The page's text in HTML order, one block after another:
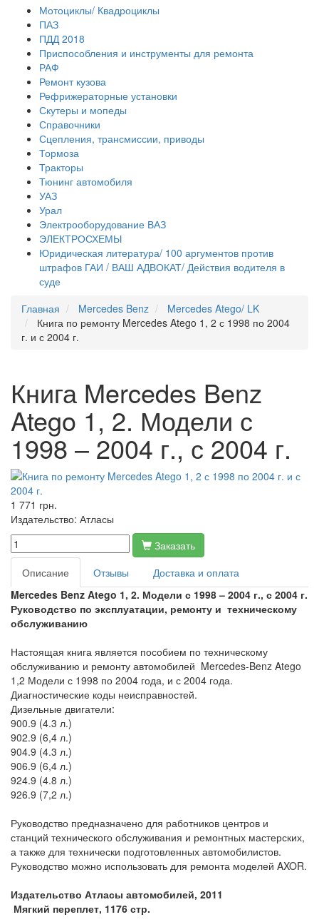
Мотоциклы/ Квадроциклы
ПАЗ
ПДД 2018
Приспособления и инструменты для ремонта
РАФ
Ремонт кузова
Рефрижераторные установки
Скутеры и мопеды
Справочники
Сцепления, трансмиссии, приводы
Тормоза
Тракторы
Тюнинг автомобиля
УАЗ
Урал
Электрооборудование ВАЗ
ЭЛЕКТРОСХЕМЫ
Юридическая литература/ 100 аргументов против
штрафов ГАИ / ВАШ АДВОКАТ/ Действия водителя в
суде
Главная
Mercedes Benz
Mercedes Atego/ LK
Книга по ремонту Mercedes Atego 1, 2 с 1998 по 2004
г. и с 2004 г.
Книга Mercedes Benz
Atego 1, 2. Модели с
1998 – 2004 г., с 2004 г.
1 771 грн.
Издательство: Атласы
Заказать
Описание
Отзывы
Доставка и оплата
Mercedes Benz Atego 1, 2. Модели с 1998 – 2004 г., с 2004 г.
Руководство по эксплуатации, ремонту и техническому
обслуживанию
Настоящая книга является пособием по техническому
обслуживанию и ремонту автомобилей Mercedes-Benz Atego
1,2 Модели с 1998 по 2004 года, и с 2004 года.
Диагностические коды неисправностей.
Дизельные двигатели:
900.9 (4.3 л.)
902.9 (6,4 л.)
904.9 (4.3 л.)
906.9 (6,4 л.)
924.9 (4.8 л.)
926.9 (7,2 л.)
Руководство предназначено для работников центров и
станций технического обслуживания и ремонтных мастерских,
а также для технически подготовленных автомобилистов.
Руководство можно использовать для ремонта моделей AXOR.
Издательство Атласы автомобилей, 2011
Мягкий переплет, 1176 стр.